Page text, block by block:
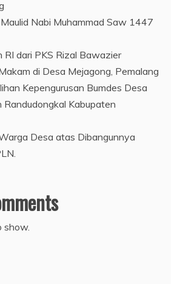
Nabi Muhammad Saw 1447
dari PKS Rizal Bawazier
di Desa Mejagong, Pemalang
Kepengurusan Bumdes Desa
Randudongkal Kabupaten
Desa atas Dibangunnya
show.